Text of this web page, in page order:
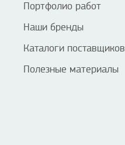
Портфолио работ
Наши бренды
Каталоги поставщиков
Полезные материалы